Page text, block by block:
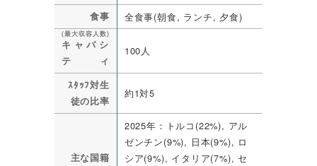
食事 全食事(朝食, ランチ, 夕食)
キャパシ
ティ
(最大収容人数)
100人
ｽﾀｯﾌ対生
徒の比率
約1対5
主な国籍
2025年：トルコ(22%), アル
ゼンチン(9%), 日本(9%), ロ
シア(9%), イタリア(7%), セ